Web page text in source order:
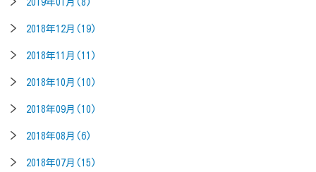
2019年01月(8)
2018年12月(19)
2018年11月(11)
2018年10月(10)
2018年09月(10)
2018年08月(6)
2018年07月(15)